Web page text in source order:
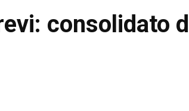
consolidato